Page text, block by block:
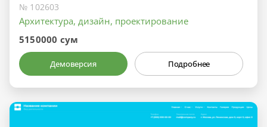
№ 102603
Архитектура, дизайн, проектирование
5150000 сум
Демоверсия Подробнее